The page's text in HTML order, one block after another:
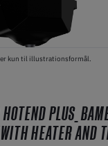
kun til illustrationsformål.
HEATER AND